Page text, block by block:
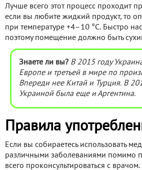
Лучше всего этот процесс проходит
если вы любите жидкий продукт, то
при температуре +4–10 °С. Быстро
поэтому помещение должно быть
Знаете ли вы? В 2015 году
Европе и третьей в мире по
Впереди нее Китай и Турция. В
Украиной была еще и Аргентина.
Правила
Если вы собираетесь использовать
различными заболеваниями помимо
всего проконсультироваться с